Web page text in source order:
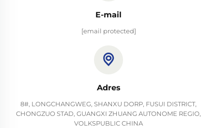
E-mail
[email protected]
Adres
8#, LONGCHANGWEG, SHANXU DORP, FUSUI DISTRICT,
CHONGZUO STAD, GUANGXI ZHUANG AUTONOME REGIO,
VOLKSPUBLIC CHINA